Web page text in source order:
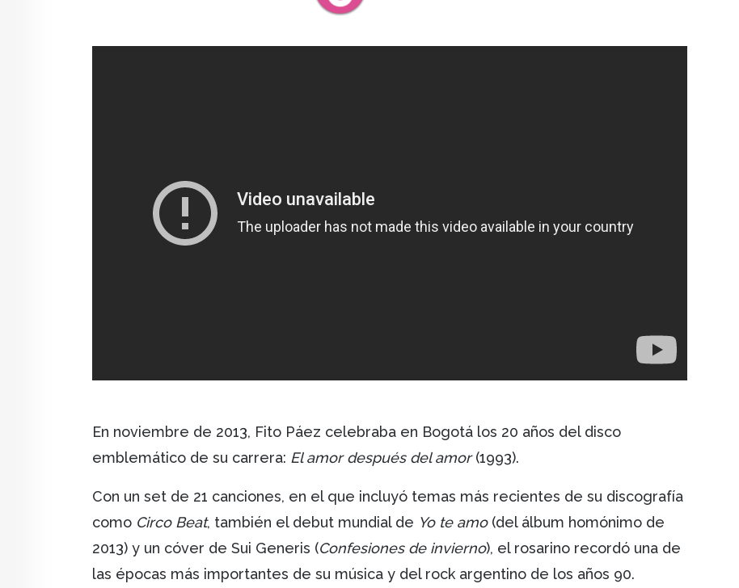
En noviembre de 2013, Fito Páez celebraba en Bogotá los 20 años del disco
emblemático de su carrera: El amor después del amor(1993).
Con un set de 21 canciones, en el que incluyó temas más recientes de su discografía
como Circo Beat, también el debut mundial de Yo te amo(del álbum homónimo de
2013) y un cóver de Sui Generis (Confesiones de invierno), el rosarino recordó una de
las épocas más importantes de su música y del rock argentino de los años 90.